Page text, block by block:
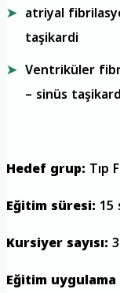
atriyal
taşikardi
Ventriküler
– sinüs
Hedef grup: Tıp
Eğitim süresi: 15
Kursiyer sayısı:
Eğitim uygulama